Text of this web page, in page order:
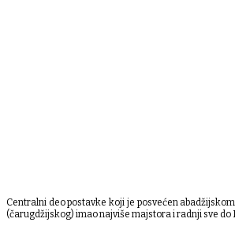
Centralni deo postavke koji je posvećen
(čarugdžijskog) imao najviše majstora i radnji sve do